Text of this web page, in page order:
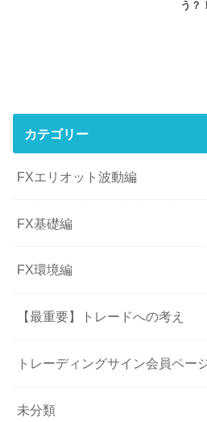
う？
カテゴリー
FXエリオット波動編
FX基礎編
FX環境編
【最重要】トレードへの考え
トレーディングサイン会員ペー
未分類